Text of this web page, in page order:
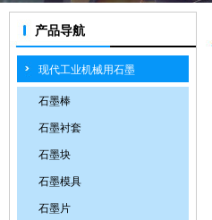
产品导航
现代工业机械用石墨
石墨棒
石墨衬套
石墨块
石墨模具
石墨片